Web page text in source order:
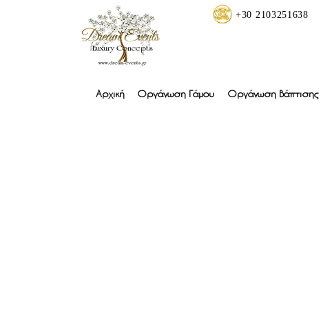
+30 2103251638
Αρχική Οργάνωση Γάμου Οργάνωση Βάπτισης